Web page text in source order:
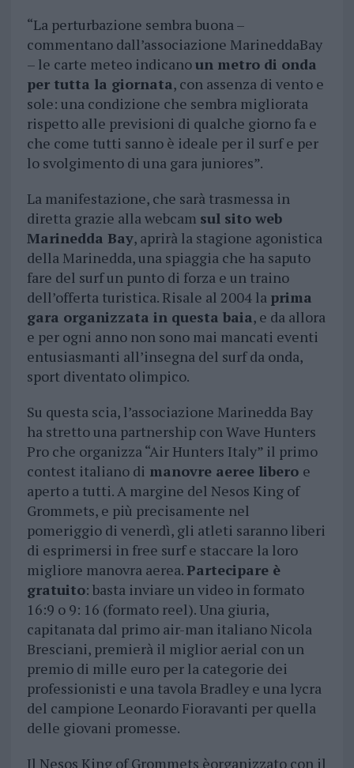
“La perturbazione sembra buona –
commentano dall’associazione MarineddaBay
– le carte meteo indicanoun metro di onda
per tutta la giornata, con assenza di vento e
sole: una condizione che sembra migliorata
rispetto alle previsioni di qualche giorno fa e
che come tutti sanno è ideale per il surf e per
lo svolgimento di una gara juniores”.
La manifestazione, che sarà trasmessa in
diretta grazie alla webcam sul sito web
Marinedda Bay, aprirà la stagione agonistica
della Marinedda, una spiaggia che ha saputo
fare del surf un punto di forza e un traino
dell’offerta turistica. Risale al 2004 la prima
gara organizzata in questa baia, e da allora
e per ogni anno non sono mai mancati eventi
entusiasmanti all’insegna del surf da onda,
sport diventato olimpico.
Su questa scia, l’associazione Marinedda Bay
ha stretto una partnership con Wave Hunters
Pro che organizza “Air Hunters Italy” il primo
contest italiano di manovre aeree libero e
aperto a tutti. A margine del Nesos King of
Grommets, e più precisamente nel
pomeriggio di venerdì, gli atleti saranno liberi
di esprimersi in free surf e staccare la loro
migliore manovra aerea.Partecipare è
gratuito: basta inviare un video in formato
16:9 o 9: 16 (formato reel). Una giuria,
capitanata dal primo air-man italiano Nicola
Bresciani, premierà il miglior aerial con un
premio di mille euro per la categorie dei
professionisti e una tavola Bradley e una lycra
del campione Leonardo Fioravanti per quella
delle giovani promesse.
Il Nesos King of Grommets èorganizzato con il